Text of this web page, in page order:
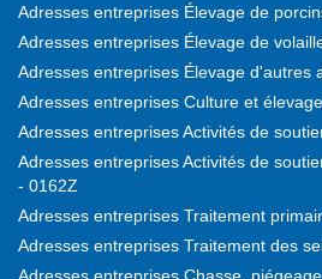
Adresses entreprises Élevage de
Adresses entreprises Élevage de
Adresses entreprises Élevage d'autres
Adresses entreprises Culture et
Adresses entreprises Activités de
Adresses entreprises Activités de
- 0162Z
Adresses entreprises Traitement
Adresses entreprises Traitement des